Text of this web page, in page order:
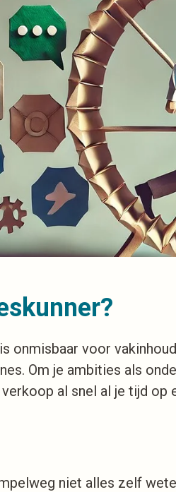
onmisbaar voor
Om je ambities als
al snel al je tijd
niet alles zelf